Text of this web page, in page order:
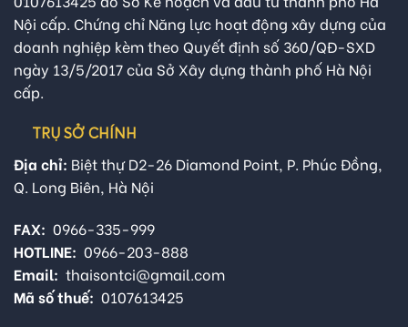
Nội cấp. Chứng chỉ Năng lực hoạt động xây dựng của
doanh nghiệp kèm theo Quyết định số 360/QĐ-SXD
ngày 13/5/2017 của Sở Xây dựng thành phố Hà Nội
cấp.
TRỤ SỞ CHÍNH
Địa chỉ: Biệt thự D2-26 Diamond Point, P. Phúc Đồng,
Q. Long Biên, Hà Nội
FAX: 0966-335-999
HOTLINE: 0966-203-888
Email: thaisontci@gmail.com
Mã số thuế: 0107613425